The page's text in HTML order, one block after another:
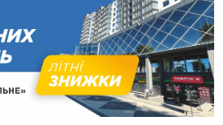
на достатньому рівні. Франківець Лев
стати суддею Міжнародного
Кубок ФЛСУ зі стрибків на лижах,
Бухонка
розшукали чоловіка, який три дні